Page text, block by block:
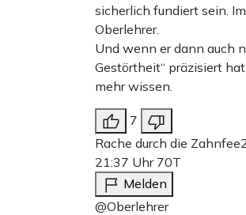
sicherlich fundiert sein.
Oberlehrer.
Und wenn er dann auch
Gestörtheit“ präzisiert
mehr wissen.
7
Rache durch die Zahnfee
21:37 Uhr 70T
Melden
@Oberlehrer